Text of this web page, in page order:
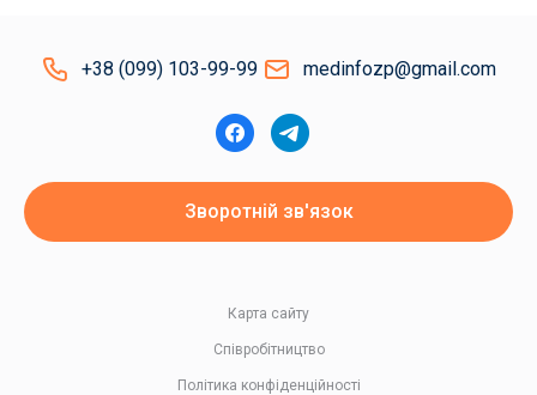
+38 (099) 103-99-99 medinfozp@gmail.com
Зворотній зв'язок
Політика конфіденційності
Співробітництво
Карта сайту